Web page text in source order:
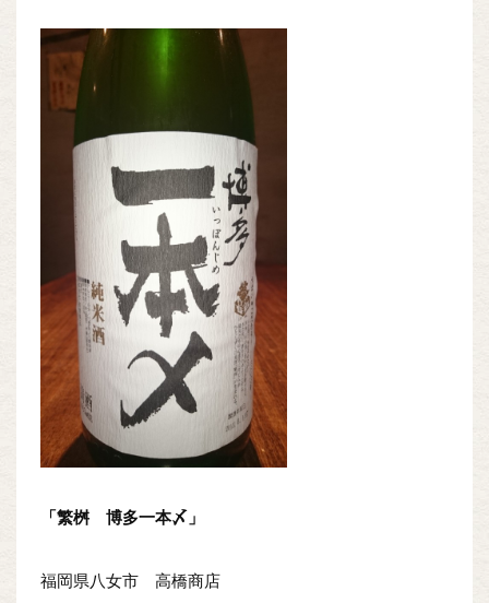
「繁桝 博多一本〆」
福岡県八女市 高橋商店